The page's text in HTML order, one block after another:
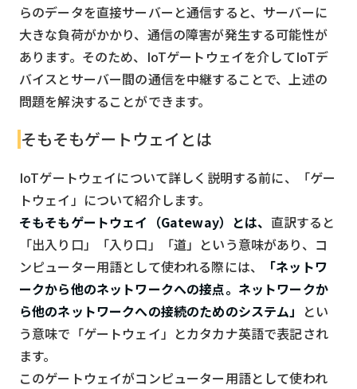
らのデータを直接サーバーと通信すると、サーバーに
大きな負荷がかかり、通信の障害が発生する可能性が
あります。そのため、IoTゲートウェイを介してIoTデ
バイスとサーバー間の通信を中継することで、上述の
問題を解決することができます。
そもそもゲートウェイとは
IoTゲートウェイについて詳しく説明する前に、「ゲー
トウェイ」について紹介します。
そもそもゲートウェイ（Gateway）とは、 直訳すると
「出入り口」「入り口」「道」という意味があり、コ
ンピューター用語として使われる際には、
「ネットワ
ークから他のネットワークへの接点。ネットワークか
ら他のネットワークへの接続のためのシステム」 とい
う意味で「ゲートウェイ」とカタカナ英語で表記され
ます。
このゲートウェイがコンピューター用語として使われ